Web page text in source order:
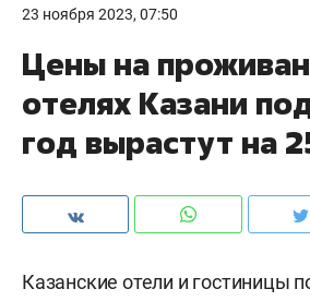
23 ноября 2023, 07:50
Цены на
отелях Казани
год вырастут на
Казанские отели и гостиницы